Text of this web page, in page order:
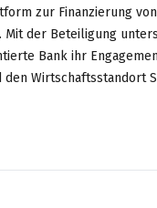
zur Finanzierung
Mit der Beteiligung
Bank ihr
Wirtschaftsstandort